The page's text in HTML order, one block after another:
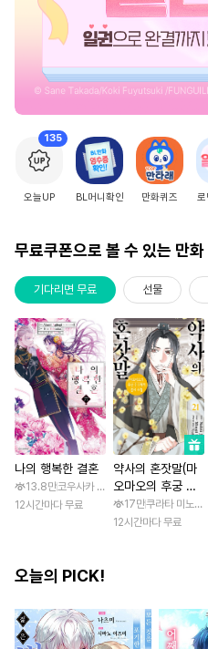
135
오늘UP BL머니확인 만화퀴즈 로
무료쿠폰으로 볼 수 있는 만화
기다리면 무료 선물
나의 행복한 결혼
13.8만코우사카 리토 / 아기토기 아쿠미
12시간마다 무료
약사의 혼잣말(마
오마오의 후궁 수
수께끼 풀이수첩)
17만쿠라타 미노지
12시간마다 무료
오늘의 PICK!